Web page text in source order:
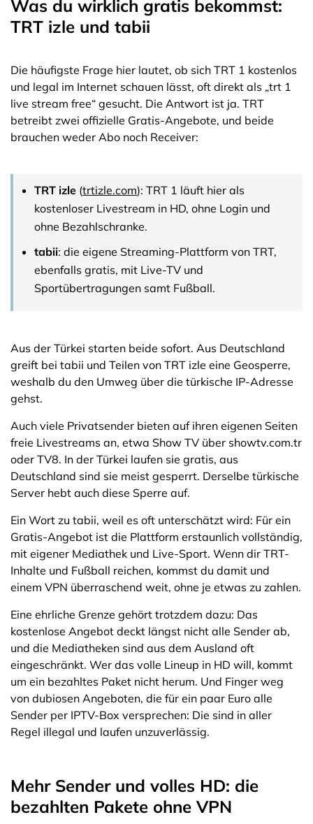
Was du wirklich gratis bekommst:
TRT izle und tabii
Die häufigste Frage hier lautet, ob sich TRT 1 kostenlos
und legal im Internet schauen lässt, oft direkt als „trt 1
live stream free“ gesucht. Die Antwort ist ja. TRT
betreibt zwei offizielle Gratis-Angebote, und beide
brauchen weder Abo noch Receiver:
TRT izle (trtizle.com): TRT 1 läuft hier als
kostenloser Livestream in HD, ohne Login und
ohne Bezahlschranke.
tabii: die eigene Streaming-Plattform von TRT,
ebenfalls gratis, mit Live-TV und
Sportübertragungen samt Fußball.
Aus der Türkei starten beide sofort. Aus Deutschland
greift bei tabii und Teilen von TRT izle eine Geosperre,
weshalb du den Umweg über die türkische IP-Adresse
gehst.
Auch viele Privatsender bieten auf ihren eigenen Seiten
freie Livestreams an, etwa Show TV über showtv.com.tr
oder TV8. In der Türkei laufen sie gratis, aus
Deutschland sind sie meist gesperrt. Derselbe türkische
Server hebt auch diese Sperre auf.
Ein Wort zu tabii, weil es oft unterschätzt wird: Für ein
Gratis-Angebot ist die Plattform erstaunlich vollständig,
mit eigener Mediathek und Live-Sport. Wenn dir TRT-
Inhalte und Fußball reichen, kommst du damit und
einem VPN überraschend weit, ohne je etwas zu zahlen.
Eine ehrliche Grenze gehört trotzdem dazu: Das
kostenlose Angebot deckt längst nicht alle Sender ab,
und die Mediatheken sind aus dem Ausland oft
eingeschränkt. Wer das volle Lineup in HD will, kommt
um ein bezahltes Paket nicht herum. Und Finger weg
von dubiosen Angeboten, die für ein paar Euro alle
Sender per IPTV-Box versprechen: Die sind in aller
Regel illegal und laufen unzuverlässig.
Mehr Sender und volles HD: die
bezahlten Pakete ohne VPN